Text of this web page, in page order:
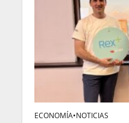
ECONOMÍA•NOTICIAS